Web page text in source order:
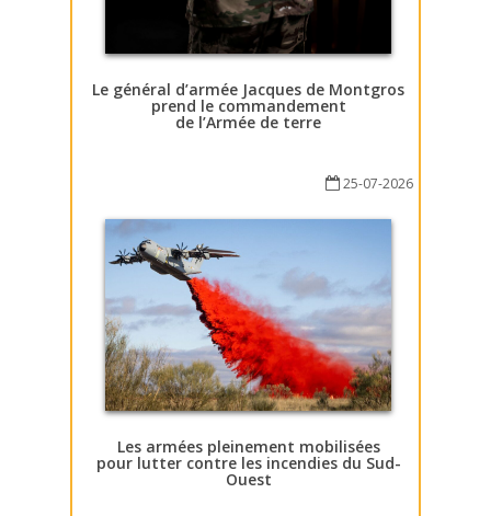
Le général d’armée Jacques de Montgros
prend le commandement
de l’Armée de terre
25-07-2026
Les armées pleinement mobilisées
pour lutter contre les incendies du Sud-
Ouest